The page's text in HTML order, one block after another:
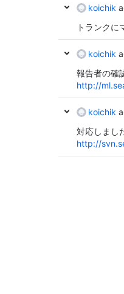
koichik
トランクに
koichik
報告者の確
http://
koichik
対応しまし
http://